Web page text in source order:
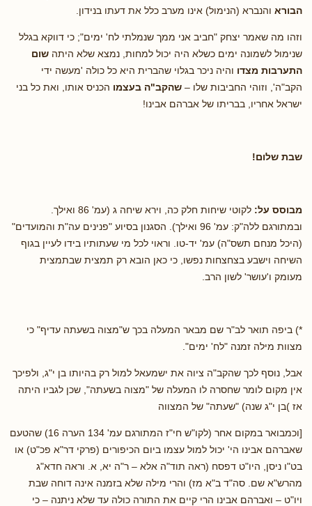
הבורא והנברא (הנימול) אינו מערב כלל את דעתו בנידון.
וזהו מה שאמר יצחק "חביב אני ממך שנמלתי לח' ימים"; כי דווקא בגלל
שנימול לשמונה ימים כשלא היה יכול למחות, נמצא שלא היתה שום
התערבות מצדו והיה ניכר בגלוי שהברית היא כל כולה 'מעשה ידי
הקב"ה', וזוהי החביבות שלו – שהקב"ה בעצמו הכניס אותו, ואת כל בני
ישראל אחריו, בבריתו של אברהם אבינו!
שבת שלום!
מבוסס על:
לקוטי שיחות חלק כה, וירא שיחה ג (עמ' 86 ואילך.
ובמתורגם ללה"ק: עמ' 96 ואילך). הסגנון בסיוע "פנינים עה"ת והמועדים"
(היכל מנחם תשס"ה) עמ' יד-טו. וראוי לכל מי שעתותיו בידו לעיין בגוף
השיחה וישבע בצחצחות נפשו, כי כאן הובא רק תמצית שבתמצית
מעומק ו'עושר' לשון הרב.
*) ביפה תואר לב"ר שם מבאר המעלה בכך ש"מצוה בשעתה עדיף" כי
מצוות מילה זמנה "לח' ימים".
אבל, נוסף לכך שהקב"ה ציוה את ישמעאל למול רק בהיותו בן י"ג, ולפיכך
אין מקום לומר שחסרה לו המעלה של "מצוה בשעתה", שכן לגביו היתה
אז )בן י"ג שנה) "שעתה" של המצווה
[וכמבואר במקום אחר (לקו"ש חי"ז המתורגם עמ' 134 הערה 16) שהטעם
שאברהם אבינו הי' יכול למול עצמו ביום הכיפורים (פרקי דר"א פכ"ט) או
בט"ו ניסן, היו"ט דפסח (ראה תוד"ה אלא – ר"ה יא, א. וראה חדא"ג
מהרש"א שם. סה"ד ב"א מז) והרי מילה שלא בזמנה אינה דוחה שבת
ויו"ט – ואברהם אבינו הרי קיים את התורה כולה עד שלא ניתנה – כי